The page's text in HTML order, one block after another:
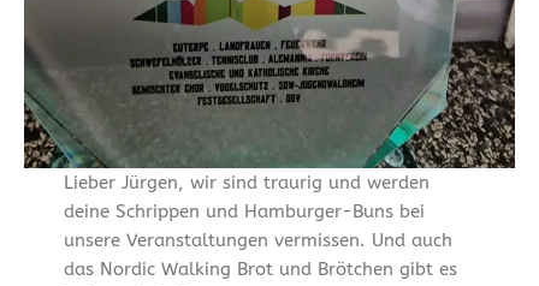
Lieber Jürgen, wir sind traurig und werden
deine Schrippen und Hamburger-Buns bei
unsere Veranstaltungen vermissen. Und auch
das Nordic Walking Brot und Brötchen gibt es